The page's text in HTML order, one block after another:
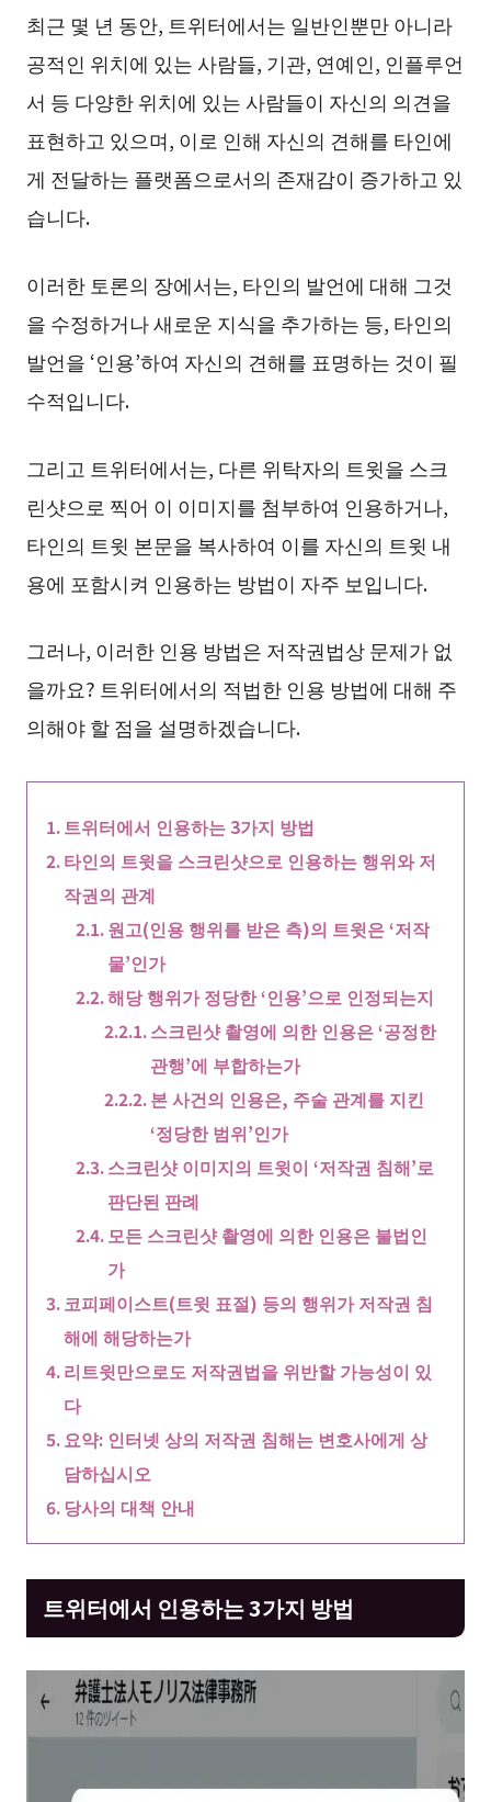
최근 몇 년 동안, 트위터에서는 일반인뿐만 아니라
공적인 위치에 있는 사람들, 기관, 연예인, 인플루언
서 등 다양한 위치에 있는 사람들이 자신의 의견을
표현하고 있으며, 이로 인해 자신의 견해를 타인에
게 전달하는 플랫폼으로서의 존재감이 증가하고 있
습니다.
이러한 토론의 장에서는, 타인의 발언에 대해 그것
을 수정하거나 새로운 지식을 추가하는 등, 타인의
발언을 ‘인용’하여 자신의 견해를 표명하는 것이 필
수적입니다.
그리고 트위터에서는, 다른 위탁자의 트윗을 스크
린샷으로 찍어 이 이미지를 첨부하여 인용하거나,
타인의 트윗 본문을 복사하여 이를 자신의 트윗 내
용에 포함시켜 인용하는 방법이 자주 보입니다.
그러나, 이러한 인용 방법은 저작권법상 문제가 없
을까요? 트위터에서의 적법한 인용 방법에 대해 주
의해야 할 점을 설명하겠습니다.
트위터에서 인용하는 3가지 방법
타인의 트윗을 스크린샷으로 인용하는 행위와 저
작권의 관계
원고(인용 행위를 받은 측)의 트윗은 ‘저작
물’인가
해당 행위가 정당한 ‘인용’으로 인정되는지
스크린샷 촬영에 의한 인용은 ‘공정한
관행’에 부합하는가
본 사건의 인용은, 주술 관계를 지킨
‘정당한 범위’인가
스크린샷 이미지의 트윗이 ‘저작권 침해’로
판단된 판례
모든 스크린샷 촬영에 의한 인용은 불법인
가
코피페이스트(트윗 표절) 등의 행위가 저작권 침
해에 해당하는가
리트윗만으로도 저작권법을 위반할 가능성이 있
다
요약: 인터넷 상의 저작권 침해는 변호사에게 상
담하십시오
당사의 대책 안내
트위터에서 인용하는 3가지 방법